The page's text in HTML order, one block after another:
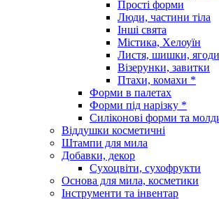
Прості форми
Люди, частини тіла
Інші свята
Містика, Хелоуїн
Листя, шишки, ягоди
Візерунки, завитки
Птахи, комахи *
Форми в палетах
Форми під нарізку *
Силіконові форми та
Віддушки косметичні
Штампи для мила
Добавки, декор
Сухоцвіти, сухофрукти
Основа для мила, косметики
Інструменти та інвентар